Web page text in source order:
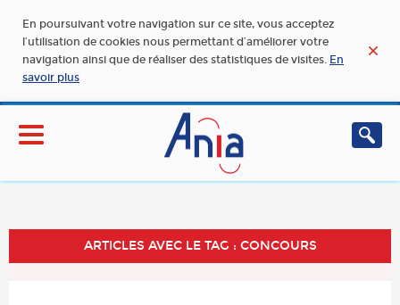
En poursuivant votre navigation sur ce site, vous acceptez
l’utilisation de cookies nous permettant d’améliorer votre
navigation ainsi que de réaliser des statistiques de visites. En
savoir plus
ARTICLES AVEC LE TAG : CONCOURS